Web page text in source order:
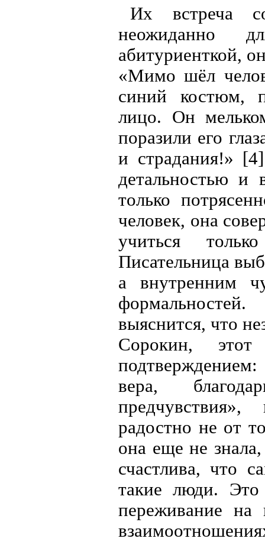
Их встреча
неожиданно
абитуриенткой,
«Мимо шёл
синий костюм,
лицо. Он
поразили его
и страдания!»
детальностью и
только
человек, она
учиться
Писательница
а внутренним
выяснится, что
Сорокин,
вера,
радостно не от
она еще не
счастлива, что
такие люди.
переживание на